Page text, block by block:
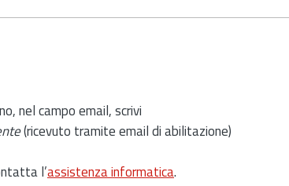
nel campo email, scrivi
(ricevuto tramite email di abilitazione)
l’assistenza informatica.